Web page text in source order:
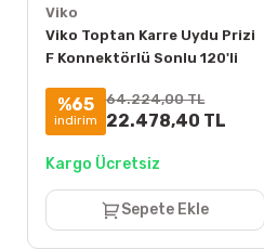
Viko
Viko Toptan Karre Uydu Prizi
F Konnektörlü Sonlu 120'li
90967009
%65
indirim
64.224,00 TL
22.478,40 TL
Kargo Ücretsiz
Sepete Ekle